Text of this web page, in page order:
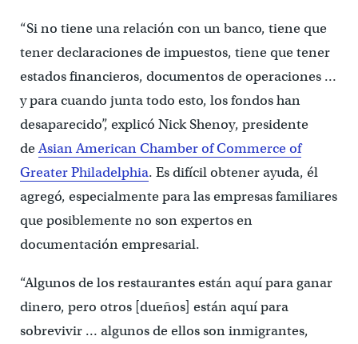
“Si no tiene una relación con un banco, tiene que
tener declaraciones de impuestos, tiene que tener
estados financieros, documentos de operaciones …
y para cuando junta todo esto, los fondos han
desaparecido”, explicó Nick Shenoy, presidente
deAsian American Chamber of Commerce of
Greater Philadelphia. Es difícil obtener ayuda, él
agregó, especialmente para las empresas familiares
que posiblemente no son expertos en
documentación empresarial.
“Algunos de los restaurantes están aquí para ganar
dinero, pero otros [dueños] están aquí para
sobrevivir … algunos de ellos son inmigrantes,